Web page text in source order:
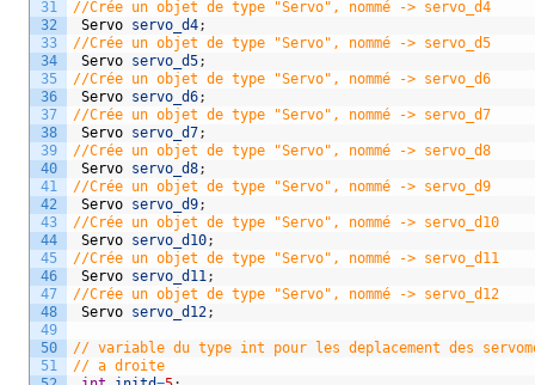
31
32
33
34
35
36
37
38
39
40
41
42
43
44
45
46
47
48
49
50
51
//Crée un objet de type "Servo", nommé -> servo_d4
Servo servo_d4;
//Crée un objet de type "Servo", nommé -> servo_d5
Servo servo_d5;
//Crée un objet de type "Servo", nommé -> servo_d6
Servo servo_d6;
//Crée un objet de type "Servo", nommé -> servo_d7
Servo servo_d7;
//Crée un objet de type "Servo", nommé -> servo_d8
Servo servo_d8;
//Crée un objet de type "Servo", nommé -> servo_d9
Servo servo_d9;
//Crée un objet de type "Servo", nommé -> servo_d10
Servo servo_d10;
//Crée un objet de type "Servo", nommé -> servo_d11
Servo servo_d11;
//Crée un objet de type "Servo", nommé -> servo_d12
Servo servo_d12;
// variable du type int pour les deplacement des
// a droite